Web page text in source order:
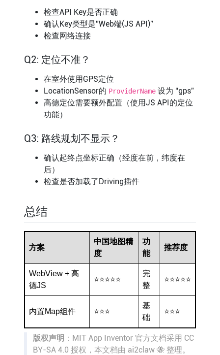
检查API Key是否正确
确认Key类型是”Web端(JS API)”
检查网络连接
Q2: 定位不准？
在室外使用GPS定位
LocationSensor的 ProviderName设为 “gps”
高德定位需要额外配置（使用JS API的定位
功能）
Q3: 路线规划不显示？
确认起终点坐标正确（经度在前，纬度在
后）
检查是否加载了Driving插件
总结
方案
中国地图精
度
功
能
推荐度
WebView + 高
德JS
⭐⭐⭐⭐⭐
完
整
⭐⭐⭐⭐⭐
内置Map组件 ⭐⭐⭐
基
础
⭐⭐⭐
版权声明 ：MIT App Inventor 官方文档采用 CC
BY-SA 4.0 授权，本文档由 ai2claw 🐝 整理。